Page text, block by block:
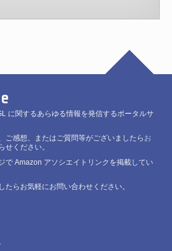
に関するあらゆる情報を発信するポータルサ
ご感想、またはご質問等がございましたら お
せください。
で Amazon アソシエイトリンクを掲載してい
たらお気軽にお問い合わせください。